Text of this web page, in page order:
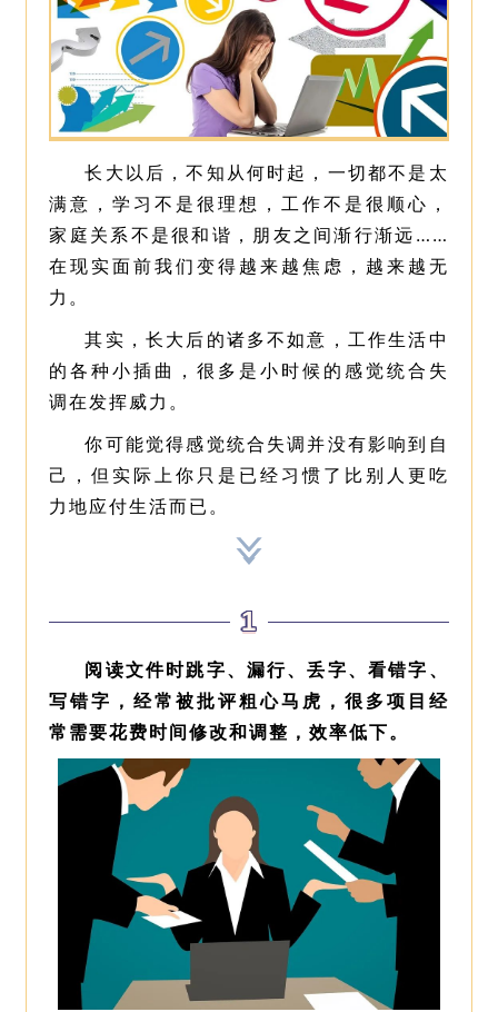
长大以后，不知从何时起，一切都不是太
满意，学习不是很理想，工作不是很顺心，
家庭关系不是很和谐，朋友之间渐行渐远……
在现实面前我们变得越来越焦虑，越来越无
力。
其实，长大后的诸多不如意，工作生活中
的各种小插曲，很多是小时候的感觉统合失
调在发挥威力。
你可能觉得感觉统合失调并没有影响到自
己，但实际上你只是已经习惯了比别人更吃
力地应付生活而已。
1
阅读文件时跳字、漏行、丢字、看错字、
写错字，经常被批评粗心马虎，很多项目经
常需要花费时间修改和调整，效率低下。